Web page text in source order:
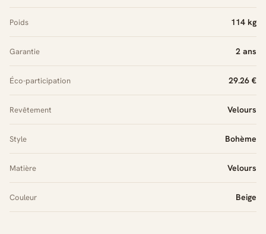
Poids 114 kg
Garantie 2 ans
Éco-participation 29.26 €
Revêtement Velours
Style Bohème
Matière Velours
Couleur Beige